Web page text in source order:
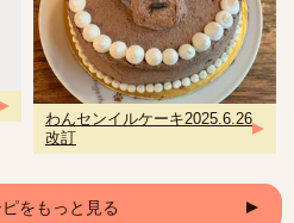
わんセンイルケーキ2025.6.26
改訂
をもっと見る